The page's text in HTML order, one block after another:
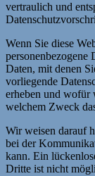
vertraulich und
Wenn Sie diese
personenbezogene
Daten, mit denen
vorliegende
erheben und wofür
welchem Zweck
Wir weisen darauf
bei der
kann. Ein
Dritte ist nicht